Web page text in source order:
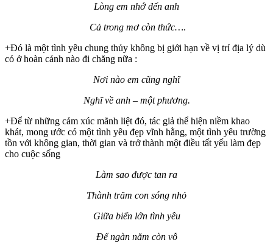
Lòng em nhớ đến anh
Cả trong mơ còn thức….
+Đó là một tình yêu chung thủy không bị giới hạn về vị trí địa lý dù
có ở hoàn cảnh nào đi chăng nữa :
Nơi nào em cũng nghĩ
Nghĩ về anh – một phương.
+Để từ những cảm xúc mãnh liệt đó, tác giả thể hiện niềm khao
khát, mong ước có một tình yêu đẹp vĩnh hằng, một tình yêu trường
tồn với không gian, thời gian và trở thành một điều tất yếu làm đẹp
cho cuộc sống
Làm sao được tan ra
Thành trăm con sóng nhỏ
Giữa biển lớn tình yêu
Để ngàn năm còn vỗ